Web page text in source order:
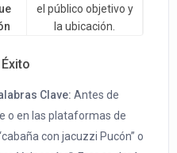
el público objetivo y
la ubicación.
Clave: Antes de
o en las plataformas de
con jacuzzi Pucón” o